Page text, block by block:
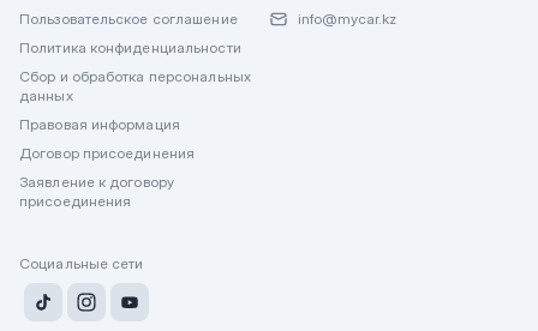
Пользовательское соглашение
Политика конфиденциальности
Сбор и обработка персональных
данных
Правовая информация
Договор присоединения
Заявление к договору
присоединения
info@mycar.kz
Социальные сети